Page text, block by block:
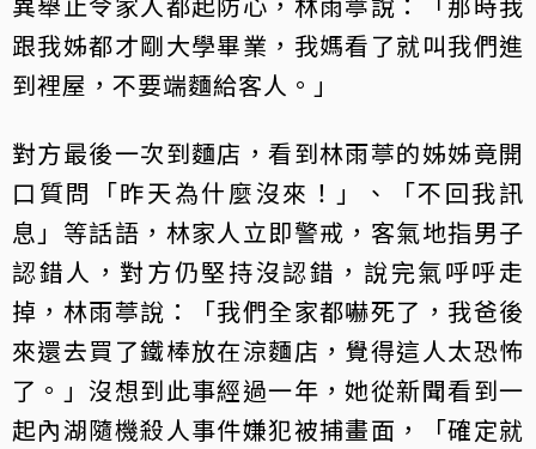
跟我姊都才剛大學畢業，我媽看了就叫我們進
到裡屋，不要端麵給客人。」
對方最後一次到麵店，看到林雨葶的姊姊竟開
口質問「昨天為什麼沒來！」、「不回我訊
息」等話語，林家人立即警戒，客氣地指男子
認錯人，對方仍堅持沒認錯，說完氣呼呼走
掉，林雨葶說：「我們全家都嚇死了，我爸後
來還去買了鐵棒放在涼麵店，覺得這人太恐怖
了。」沒想到此事經過一年，她從新聞看到一
起內湖隨機殺人事件嫌犯被捕畫面，「確定就